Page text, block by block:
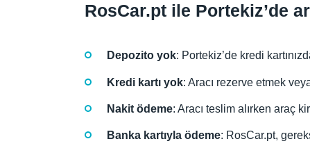
RosCar.pt ile Portekiz’de
Depozito yok: Portekiz’de kredi
Kredi kartı yok: Aracı rezerve etmek
Nakit ödeme: Aracı teslim alırken araç
Banka kartıyla ödeme: RosCar.pt,